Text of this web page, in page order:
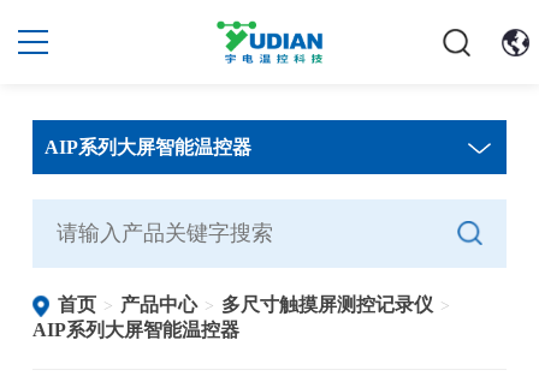
AIP系列大屏智能温控器
首页 > 产品中心 > 多尺寸触摸屏测控记录仪 >
AIP系列大屏智能温控器